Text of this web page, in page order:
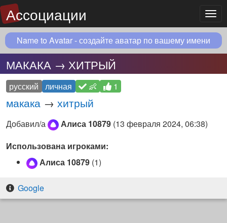
Ассоциации
Name to Avatar - создайте аватар по вашему имени
МАКАКА → ХИТРЫЙ
русский личная 👶 1
макака → хитрый
Добавил/а Алиса 10879 (13 февраля 2024, 06:38)
Использована игроками:
Алиса 10879 (1)
Google